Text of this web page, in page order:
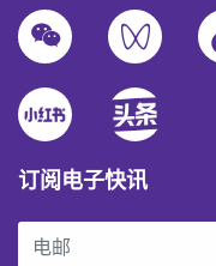
订阅电子快讯